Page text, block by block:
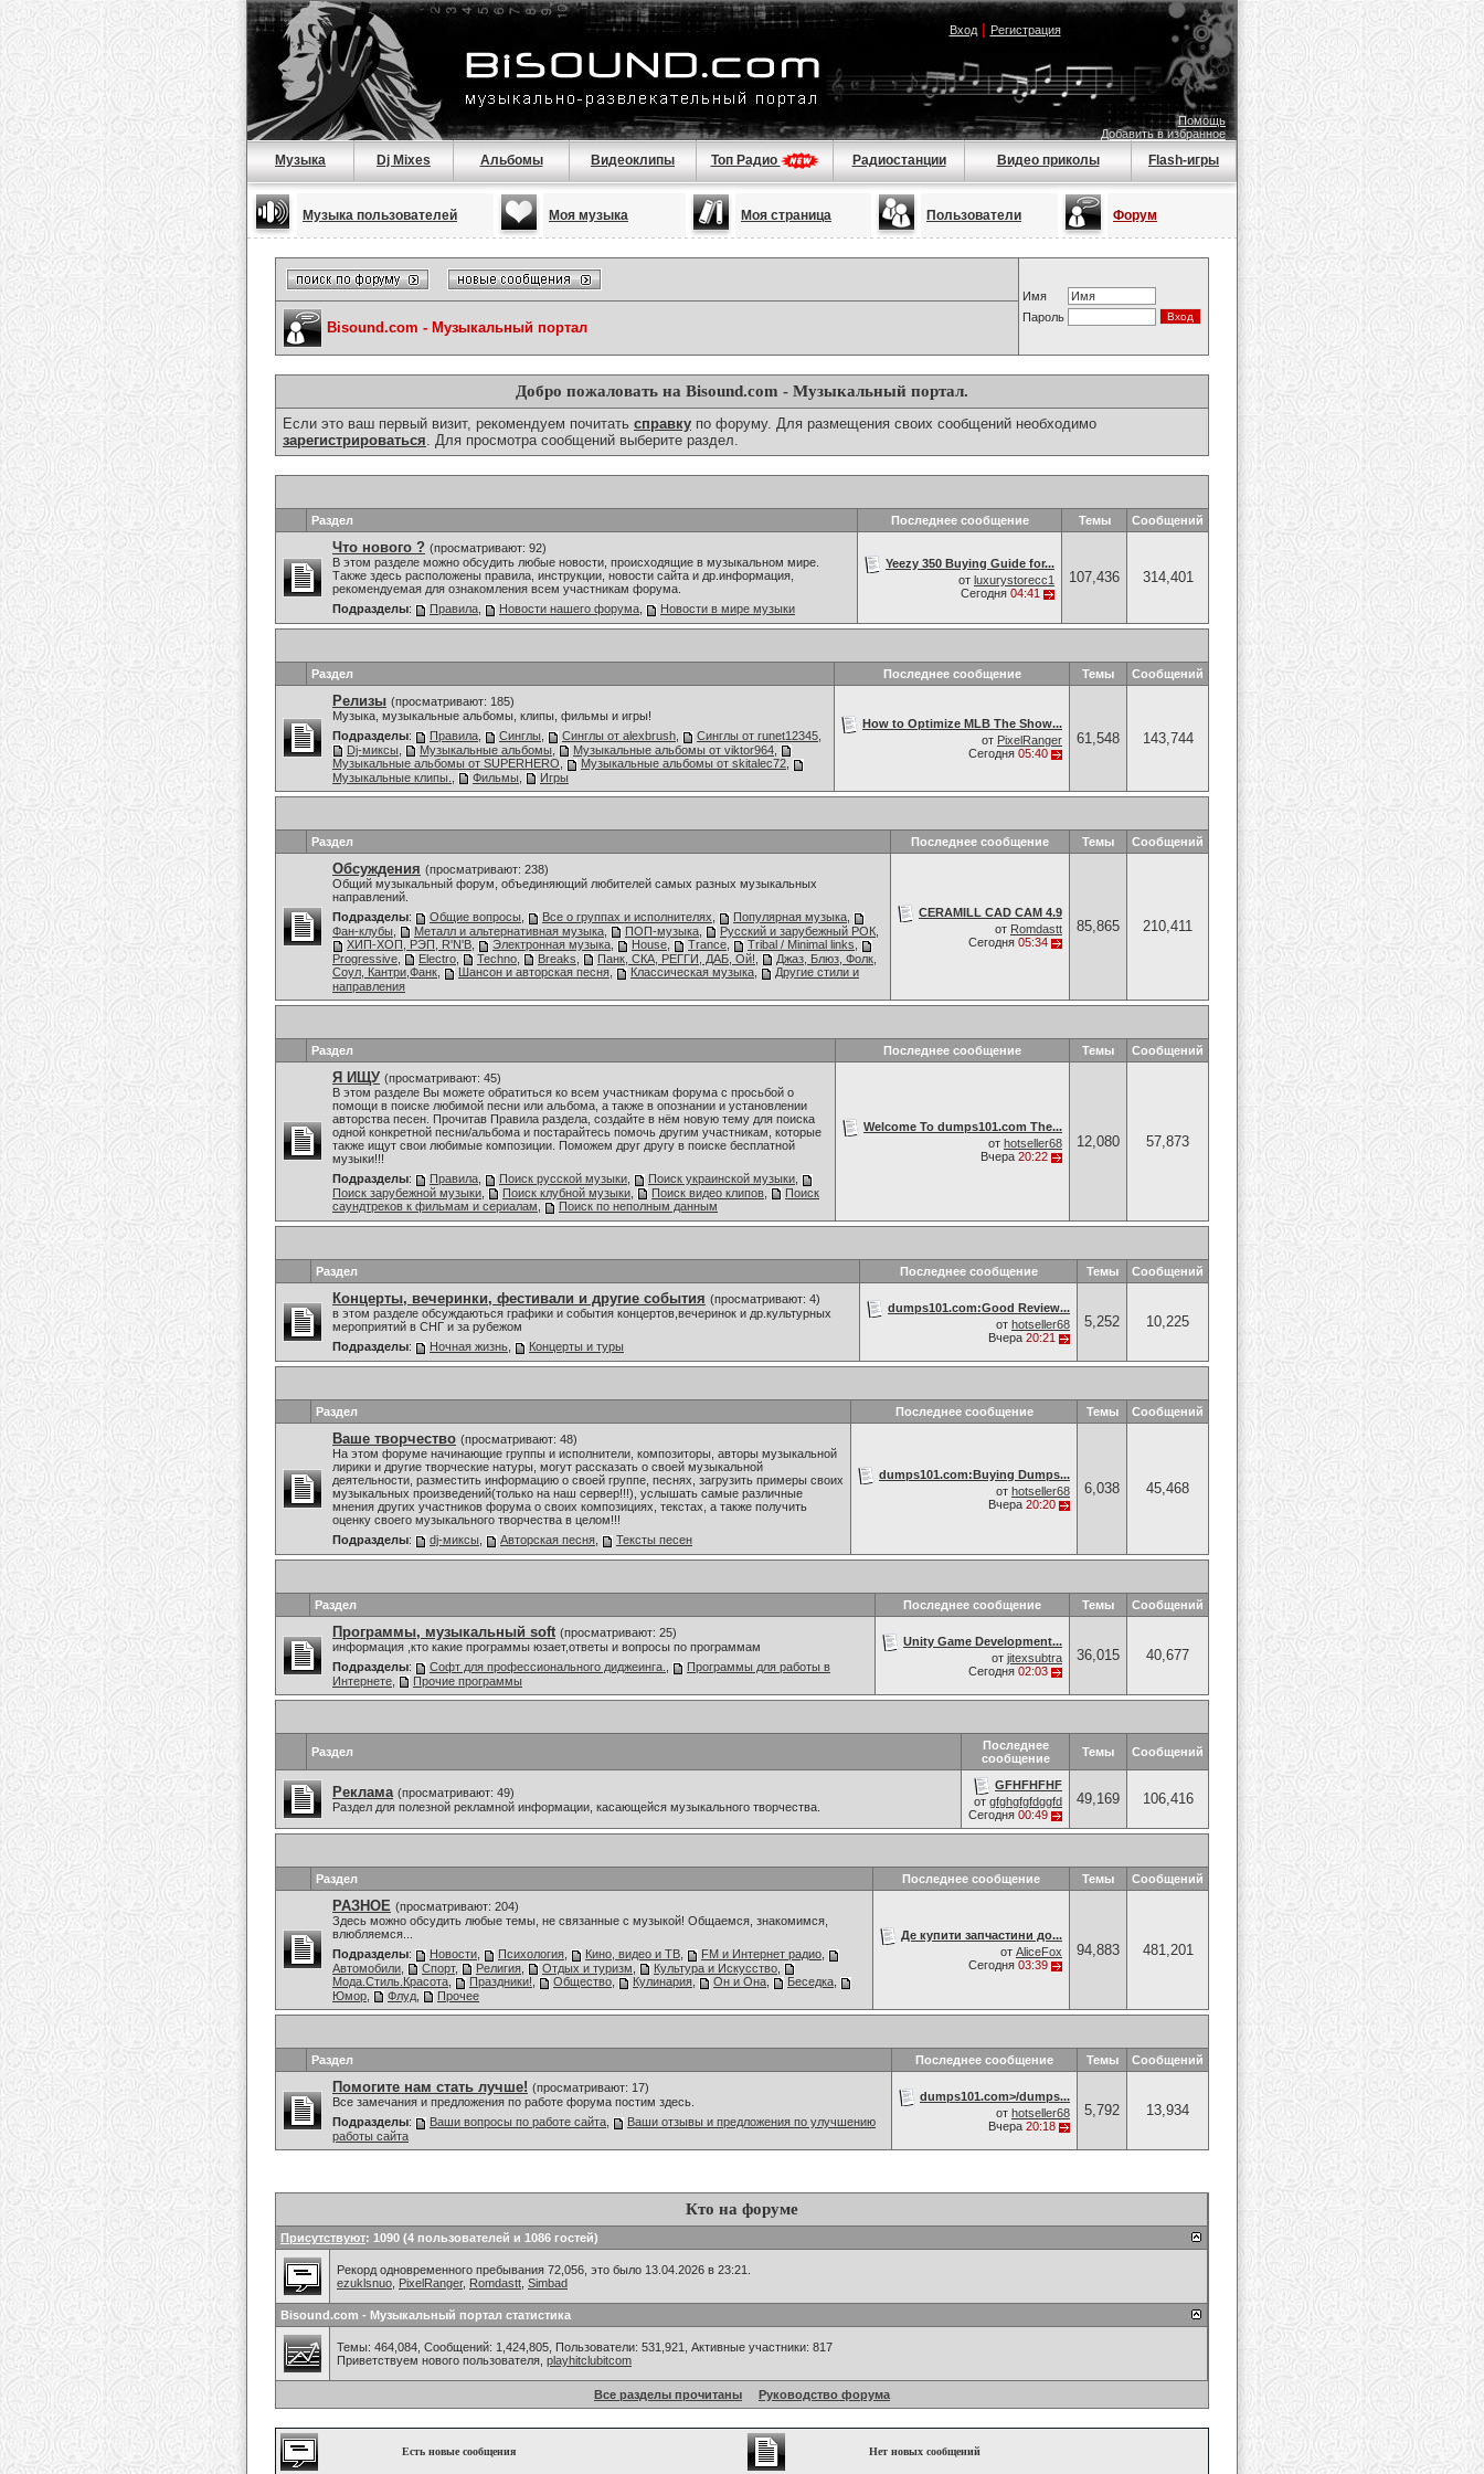
Вход| Регистрация
Помощь
Добавить в избранное
Музыка Dj Mixes Альбомы Видеоклипы Топ Радио Радиостанции Видео приколы Flash-игры
Музыка пользователей Моя музыка Моя страница Пользователи Форум
Имя
Пароль
Bisound.com - Музыкальный портал
Добро пожаловать на Bisound.com - Музыкальный портал.
Если это ваш первый визит, рекомендуем почитать справку по форуму. Для размещения своих сообщений необходимо
зарегистрироваться. Для просмотра сообщений выберите раздел.
Раздел Последнее сообщение Темы Сообщений
Что нового ? (просматривают: 92)
В этом разделе можно обсудить любые новости, происходящие в музыкальном мире.
Также здесь расположены правила, инструкции, новости сайта и др.информация,
рекомендуемая для ознакомления всем участникам форума.
Подразделы: Правила Новости нашего форума Новости в мире музыки
Yeezy 350 Buying Guide for...
от luxurystorecc1
Сегодня 04:41
107,436 314,401
Раздел Последнее сообщение Темы Сообщений
Релизы (просматривают: 185)
Музыка, музыкальные альбомы, клипы, фильмы и игры!
Подразделы: Правила Синглы Синглы от alexbrush Синглы от runet12345
Dj-миксы
Музыкальные альбомы Музыкальные альбомы от viktor964
Музыкальные альбомы от SUPERHERO
Музыкальные альбомы от skitalec72
Музыкальные клипы.
Фильмы Игры
How to Optimize MLB The Show...
от PixelRanger
Сегодня 05:40
61,548 143,744
Раздел Последнее сообщение Темы Сообщений
Обсуждения (просматривают: 238)
Общий музыкальный форум, объединяющий любителей самых разных музыкальных
направлений.
Подразделы: Общие вопросы Все о группах и исполнителях Популярная музыка
Фан-клубы
Металл и альтернативная музыка ПОП-музыка Русский и зарубежный РОК
ХИП-ХОП, РЭП, R'N'B
Электронная музыка House Trance Tribal / Minimal links
Progressive
Electro Techno Breaks Панк, СКА, РЕГГИ, ДАБ, Ой!
Джаз, Блюз, Фолк,
Соул, Кантри,Фанк
Шансон и авторская песня Классическая музыка
Другие стили и
направления
CERAMILL CAD CAM 4.9
от Romdastt
Сегодня 05:34
85,865 210,411
Раздел Последнее сообщение Темы Сообщений
Я ИЩУ (просматривают: 45)
В этом разделе Вы можете обратиться ко всем участникам форума с просьбой о
помощи в поиске любимой песни или альбома, а также в опознании и установлении
авторства песен. Прочитав Правила раздела, создайте в нём новую тему для поиска
одной конкретной песни/альбома и постарайтесь помочь другим участникам, которые
также ищут свои любимые композиции. Поможем друг другу в поиске бесплатной
музыки!!!
Подразделы: Правила Поиск русской музыки Поиск украинской музыки
Поиск зарубежной музыки
Поиск клубной музыки Поиск видео клипов
Поиск
саундтреков к фильмам и сериалам
Поиск по неполным данным
Welcome To dumps101.com The...
от hotseller68
Вчера 20:22
12,080 57,873
Раздел Последнее сообщение Темы Сообщений
Концерты, вечеринки, фестивали и другие события (просматривают: 4)
в этом разделе обсуждаються графики и события концертов,вечеринок и др.культурных
мероприятий в СНГ и за рубежом
Подразделы: Ночная жизнь Концерты и туры
dumps101.com:Good Review...
от hotseller68
Вчера 20:21
5,252 10,225
Раздел Последнее сообщение Темы Сообщений
Ваше творчество (просматривают: 48)
На этом форуме начинающие группы и исполнители, композиторы, авторы музыкальной
лирики и другие творческие натуры, могут рассказать о своей музыкальной
деятельности, разместить информацию о своей группе, песнях, загрузить примеры своих
музыкальных произведений(только на наш сервер!!!), услышать самые различные
мнения других участников форума о своих композициях, текстах, а также получить
оценку своего музыкального творчества в целом!!!
Подразделы: dj-миксы Авторская песня Тексты песен
dumps101.com:Buying Dumps...
от hotseller68
Вчера 20:20
6,038 45,468
Раздел Последнее сообщение Темы Сообщений
Программы, музыкальный soft (просматривают: 25)
информация ,кто какие программы юзает,ответы и вопросы по программам
Подразделы: Софт для профессионального диджеинга.
Программы для работы в
Интернете
Прочие программы
Unity Game Development...
от jitexsubtra
Сегодня 02:03
36,015 40,677
Раздел
Последнее
сообщение
Темы Сообщений
Реклама (просматривают: 49)
Раздел для полезной рекламной информации, касающейся музыкального творчества.
GFHFHFHF
от gfghgfgfdggfd
Сегодня 00:49
49,169 106,416
Раздел Последнее сообщение Темы Сообщений
РАЗНОЕ (просматривают: 204)
Здесь можно обсудить любые темы, не связанные с музыкой! Общаемся, знакомимся,
влюбляемся...
Подразделы: Новости Психология Кино, видео и ТВ FM и Интернет радио
Автомобили
Спорт, Религия Отдых и туризм Культура и Искусство
Мода.Стиль.Красота
Праздники! Общество Кулинария Он и Она Беседка
Юмор
Флуд Прочее
Де купити запчастини до...
от AliceFox
Сегодня 03:39
94,883 481,201
Раздел Последнее сообщение Темы Сообщений
Помогите нам стать лучше! (просматривают: 17)
Все замечания и предложения по работе форума постим здесь.
Подразделы: Ваши вопросы по работе сайта
Ваши отзывы и предложения по улучшению
работы сайта
dumps101.com>/dumps...
от hotseller68
Вчера 20:18
5,792 13,934
Кто на форуме
Присутствуют: 1090 (4 пользователей и 1086 гостей)
Рекорд одновременного пребывания 72,056, это было 13.04.2026 в 23:21.
ezuklsnuo PixelRanger, Romdastt Simbad
Bisound.com - Музыкальный портал статистика
Темы: 464,084, Сообщений: 1,424,805, Пользователи: 531,921, Активные участники: 817
Приветствуем нового пользователя, playhitclubitcom
Все разделы прочитаны Руководство форума
Есть новые сообщения Нет новых сообщений